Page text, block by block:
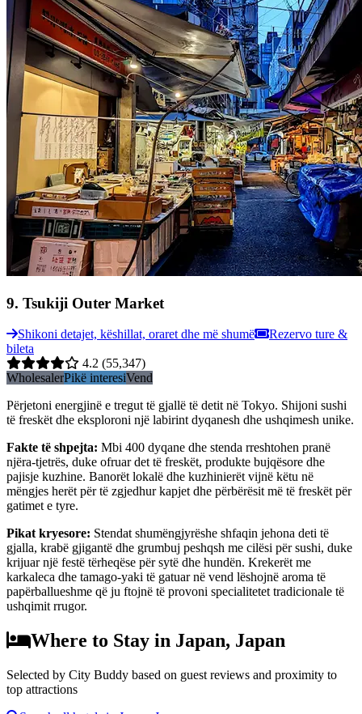
9. Tsukiji Outer Market
Shikoni detajet, këshillat, oraret dhe më shumë
Rezervo ture &
bileta
4.2 (55,347)
WholesalerPikë interesiVend
Përjetoni energjinë e tregut të gjallë të detit në Tokyo. Shijoni sushi
të freskët dhe eksploroni një labirint dyqanesh dhe ushqimesh unike.
Fakte të shpejta: Mbi 400 dyqane dhe stenda rreshtohen pranë
njëra-tjetrës, duke ofruar det të freskët, produkte bujqësore dhe
pajisje kuzhine. Banorët lokalë dhe kuzhinierët vijnë këtu në
mëngjes herët për të zgjedhur kapjet dhe përbërësit më të freskët për
gatimet e tyre.
Pikat kryesore: Stendat shumëngjyrëshe shfaqin jehona deti të
gjalla, krabë gjigantë dhe grumbuj peshqsh me cilësi për sushi, duke
krijuar një festë tërheqëse për sytë dhe hundën. Krekerët me
karkaleca dhe tamago-yaki të gatuar në vend lëshojnë aroma të
papërballueshme që ju ftojnë të provoni specialitetet tradicionale të
ushqimit rrugor.
Where to Stay in Japan, Japan
Selected by City Buddy based on guest reviews and proximity to
top attractions